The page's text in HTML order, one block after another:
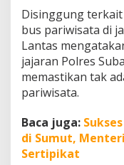
Disinggung
bus pariwisata di
Lantas
jajaran Polres
memastikan tak
pariwisata.
Baca juga:
di Sumut, Menteri
Sertipikat